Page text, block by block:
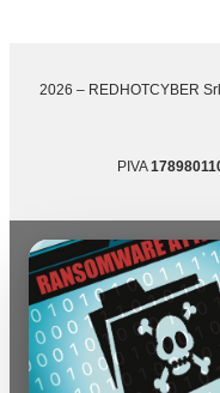
2026 – REDHOTCYBER
PIVA